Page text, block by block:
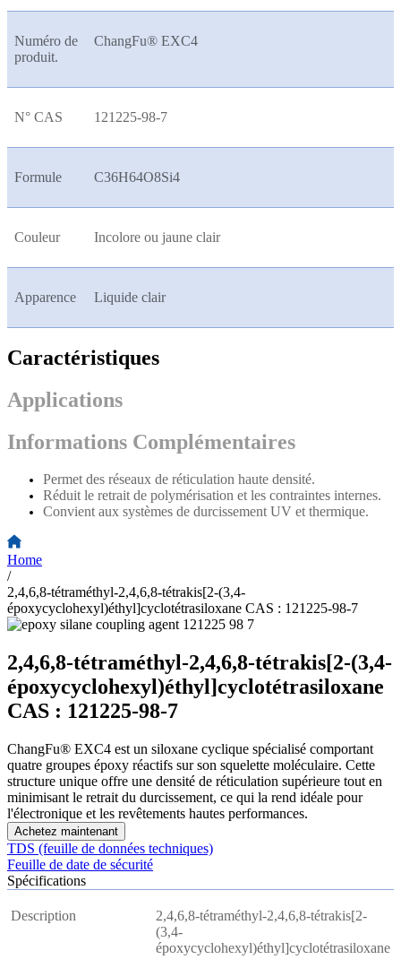
Numéro de
produit.
ChangFu® EXC4
N° CAS 121225-98-7
Formule C36H64O8Si4
Couleur Incolore ou jaune clair
Apparence Liquide clair
Caractéristiques
Applications
Informations Complémentaires
Permet des réseaux de réticulation haute densité.
Réduit le retrait de polymérisation et les contraintes internes.
Convient aux systèmes de durcissement UV et thermique.
Home
/
2,4,6,8-tétraméthyl-2,4,6,8-tétrakis[2-(3,4-
époxycyclohexyl)éthyl]cyclotétrasiloxane CAS : 121225-98-7
2,4,6,8-tétraméthyl-2,4,6,8-tétrakis[2-(3,4-
époxycyclohexyl)éthyl]cyclotétrasiloxane
CAS : 121225-98-7
ChangFu® EXC4 est un siloxane cyclique spécialisé comportant
quatre groupes époxy réactifs sur son squelette moléculaire. Cette
structure unique offre une densité de réticulation supérieure tout en
minimisant le retrait du durcissement, ce qui la rend idéale pour
l'électronique et les revêtements hautes performances.
Achetez maintenant
TDS (feuille de données techniques)
Feuille de date de sécurité
Spécifications
Description
2,4,6,8-tétraméthyl-2,4,6,8-tétrakis[2-
(3,4-
époxycyclohexyl)éthyl]cyclotétrasiloxane